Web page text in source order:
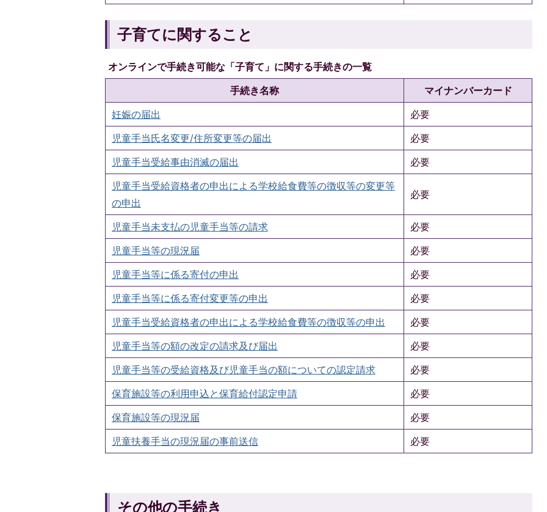
子育てに関すること
オンラインで手続き可能な「子育て」に関する手続きの一覧
手続き名称
マイナンバーカード
妊娠の届出
必要
児童手当氏名変更/住所変更等の届出
必要
児童手当受給事由消滅の届出
必要
児童手当受給資格者の申出による学校給食費等の徴収等の変更等
の申出
必要
児童手当未支払の児童手当等の請求
必要
児童手当等の現況届
必要
児童手当等に係る寄付の申出
必要
児童手当等に係る寄付変更等の申出
必要
児童手当受給資格者の申出による学校給食費等の徴収等の申出
必要
児童手当等の額の改定の請求及び届出
必要
児童手当等の受給資格及び児童手当の額についての認定請求
必要
保育施設等の利用申込と保育給付認定申請
必要
保育施設等の現況届
必要
児童扶養手当の現況届の事前送信
必要
その他の手続き